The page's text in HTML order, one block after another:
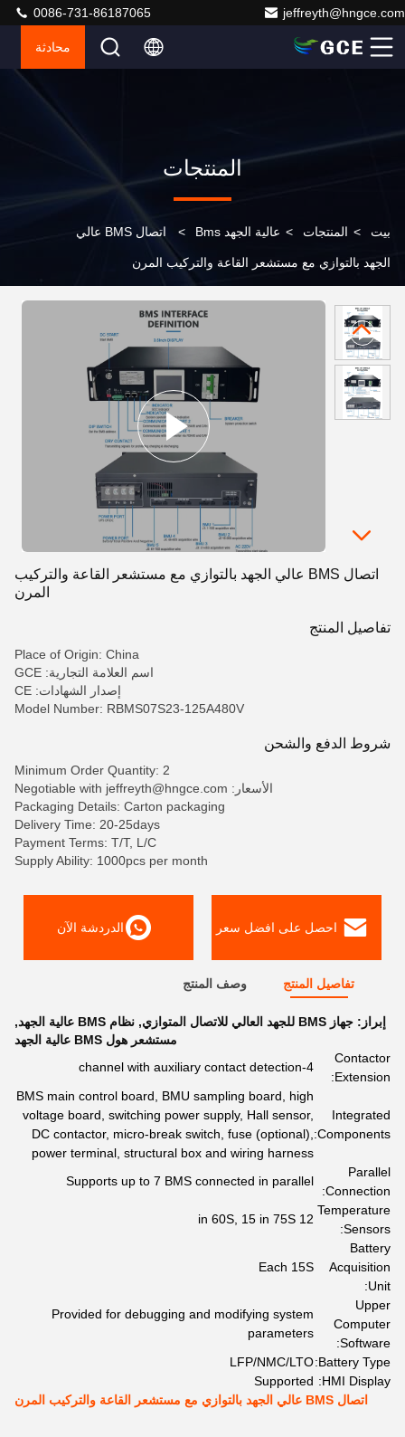
jeffreyth@hngce.com
0086-731-86187065
محادثة
المنتجات
بيت > المنتجات > عالية الجهد Bms > اتصال BMS عالي
الجهد بالتوازي مع مستشعر القاعة والتركيب المرن
اتصال BMS عالي الجهد بالتوازي مع مستشعر القاعة والتركيب
المرن
تفاصيل المنتج
Place of Origin: China
اسم العلامة التجارية: GCE
إصدار الشهادات: CE
Model Number: RBMS07S23-125A480V
شروط الدفع والشحن
Minimum Order Quantity: 2
الأسعار: Negotiable with jeffreyth@hngce.com
Packaging Details: Carton packaging
Delivery Time: 20-25days
Payment Terms: T/T, L/C
Supply Ability: 1000pcs per month
احصل على افضل سعر الدردشة الآن
تفاصيل المنتج وصف المنتج
إبراز: جهاز BMS للجهد العالي للاتصال المتوازي , نظام BMS عالية الجهد
,
مستشعر هول BMS عالية الجهد
Contactor
Extension:
4-channel with auxiliary contact detection
Integrated
Components:
BMS main control board, BMU sampling board, high
voltage board, switching power supply, Hall sensor,
DC contactor, micro-break switch, fuse (optional),
power terminal, structural box and wiring harness
Parallel
Connection:
Supports up to 7 BMS connected in parallel
Temperature
Sensors:
12 in 60S, 15 in 75S
Battery
Acquisition
Unit:
Each 15S
Upper
Computer
Software:
Provided for debugging and modifying system
parameters
Battery Type:
LFP/NMC/LTO
HMI Display:
Supported
اتصال BMS عالي الجهد بالتوازي مع مستشعر القاعة والتركيب المرن